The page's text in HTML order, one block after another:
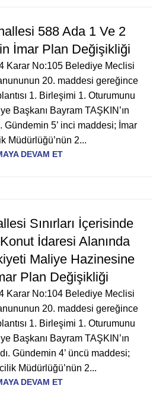
588 Ada 1 Ve 2
İmar Plan Değişikliği
Karar No:105 Belediye Meclisi
20. maddesi gereğince
1. Birleşimi 1. Oturumunu
Başkanı Bayram TAŞKIN’ın
Gündemin 5’ inci maddesi; İmar
Müdürlüğü’nün 2...
DEVAM ET
Sınırları İçerisinde
İdaresi Alanında
Maliye Hazinesine
Plan Değişikliği
Karar No:104 Belediye Meclisi
20. maddesi gereğince
1. Birleşimi 1. Oturumunu
Başkanı Bayram TAŞKIN’ın
Gündemin 4’ üncü maddesi;
Müdürlüğü’nün 2...
DEVAM ET